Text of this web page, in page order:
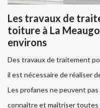
Les travaux de
toiture à La
environs
Des travaux de traitement
il est nécessaire de réaliser
Les profanes ne peuvent
connaître et maîtriser toutes